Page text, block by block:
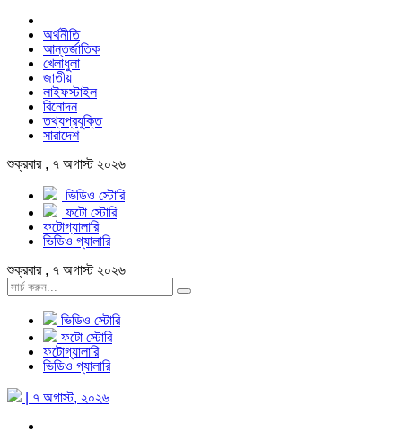
অর্থনীতি
আন্তর্জাতিক
খেলাধুলা
জাতীয়
লাইফস্টাইল
বিনোদন
তথ্যপ্রযুক্তি
সারাদেশ
শুক্রবার , ৭ অগাস্ট ২০২৬
ভিডিও স্টোরি
ফটো স্টোরি
ফটোগ্যালারি
ভিডিও গ্যালারি
শুক্রবার , ৭ অগাস্ট ২০২৬
ভিডিও স্টোরি
ফটো স্টোরি
ফটোগ্যালারি
ভিডিও গ্যালারি
| ৭ অগাস্ট, ২০২৬